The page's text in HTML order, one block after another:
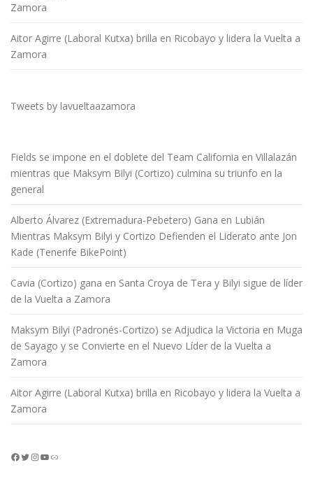
Zamora
Aitor Agirre (Laboral Kutxa) brilla en Ricobayo y lidera la Vuelta a
Zamora
Tweets by lavueltaazamora
Fields se impone en el doblete del Team California en Villalazán
mientras que Maksym Bilyi (Cortizo) culmina su triunfo en la
general
Alberto Álvarez (Extremadura-Pebetero) Gana en Lubián
Mientras Maksym Bilyi y Cortizo Defienden el Liderato ante Jon
Kade (Tenerife BikePoint)
Cavia (Cortizo) gana en Santa Croya de Tera y Bilyi sigue de líder
de la Vuelta a Zamora
Maksym Bilyi (Padronés-Cortizo) se Adjudica la Victoria en Muga
de Sayago y se Convierte en el Nuevo Líder de la Vuelta a
Zamora
Aitor Agirre (Laboral Kutxa) brilla en Ricobayo y lidera la Vuelta a
Zamora
Facebook Twitter InstagramYouTube Enlace